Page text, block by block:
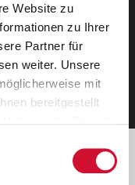
Website zu
zu Ihrer
Partner für
weiter. Unsere
mit
bereitgestellt
so stimmen
zu. Sie können
von AWO